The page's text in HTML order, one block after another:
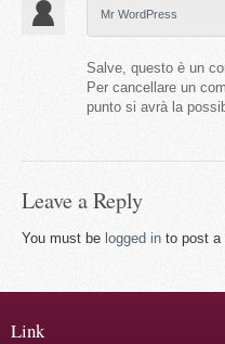
Mr WordPress
Salve, questo è un
Per cancellare un
punto si avrà la
Leave a Reply
You must be logged in to post a
Link